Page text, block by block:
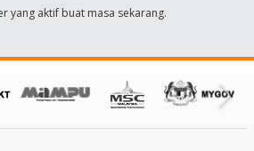
yang aktif buat masa sekarang.